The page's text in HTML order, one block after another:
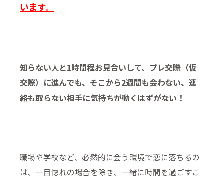
います。
知らない人と1時間程お見合いして、プレ交際（仮
交際）に進んでも、そこから2週間も会わない、連
絡も取らない相手に気持ちが動くはずがない！
職場や学校など、必然的に会う環境で恋に落ちるの
は、一目惚れの場合を除き、一緒に時間を過ごすこ